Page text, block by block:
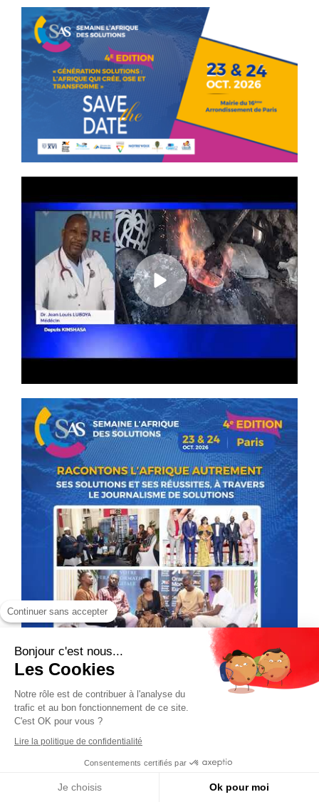
Continuer sans accepter
Bonjour c'est nous...
Les Cookies
Notre rôle est de contribuer à l'analyse du
trafic et au bon fonctionnement de ce site.
C'est OK pour vous ?
Lire la politique de confidentialité
Consentements certifiés par
Je choisis Ok pour moi